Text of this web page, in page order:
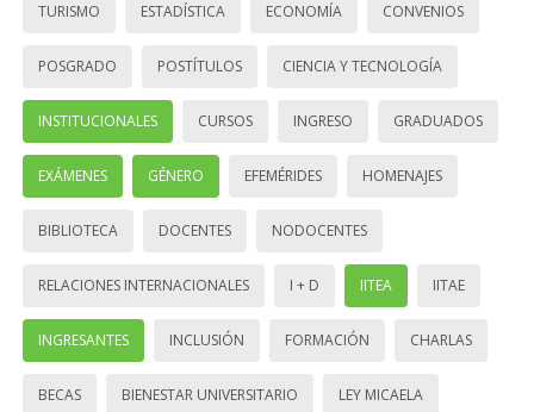
TURISMO ESTADÍSTICA ECONOMÍA CONVENIOS
POSGRADO POSTÍTULOS CIENCIA Y TECNOLOGÍA
INSTITUCIONALES CURSOS INGRESO GRADUADOS
EXÁMENES GÉNERO EFEMÉRIDES HOMENAJES
BIBLIOTECA DOCENTES NODOCENTES
RELACIONES INTERNACIONALES I + D IITEA IITAE
INGRESANTES INCLUSIÓN FORMACIÓN CHARLAS
BECAS BIENESTAR UNIVERSITARIO LEY MICAELA